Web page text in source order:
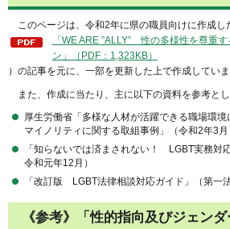
このページは、令和2年に県の職員向けに作成し
「WE ARE ”ALLY” 性の多様性を尊重
ン」（PDF：1,323KB）
）の記事を元に、一部を更新した上で作成していま
また、作成に当たり、主に以下の資料を参考とし
厚生労働省「多様な人材が活躍できる職場環
マイノリティに関する取組事例」（令和2年3月
「知らないでは済まされない！ LGBT実務対
令和元年12月）
「改訂版 LGBT法律相談対応ガイド」（第一
《参考》「性的指向及びジェン